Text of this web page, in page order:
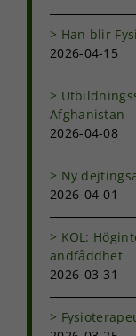
Han blir
2026-04-15
Afghanistan
2026-04-08
Ny
2026-04-01
KOL:
andfåddhet
2026-03-31